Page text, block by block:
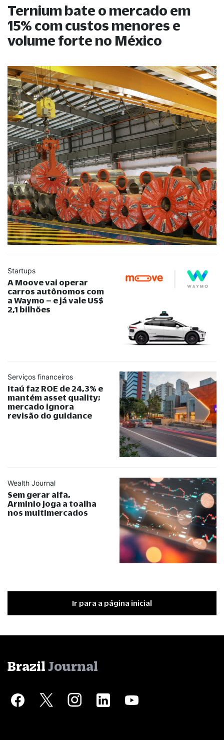
Ternium bate o mercado em
15% com custos menores e
volume forte no México
Startups
A Moove vai operar
carros autônomos com
a Waymo – e já vale US$
2,1 bilhões
Serviços financeiros
Itaú faz ROE de 24,3% e
mantém asset quality;
mercado ignora
revisão do guidance
Wealth Journal
Sem gerar alfa,
Arminio joga a toalha
nos multimercados
Ir para a página inicial
Brazil Journal